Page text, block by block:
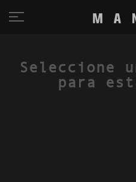
Seleccione
para